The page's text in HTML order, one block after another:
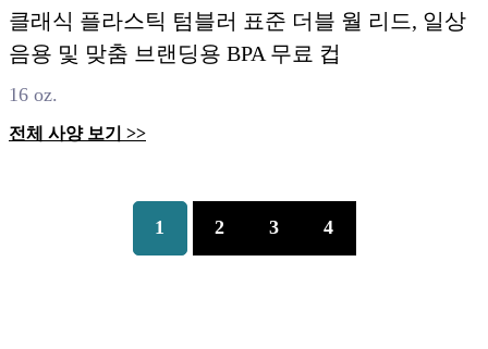
클래식 플라스틱 텀블러 표준 더블 월 리드, 일상
음용 및 맞춤 브랜딩용 BPA 무료 컵
16 oz.
전체 사양 보기 >>
1 2 3 4